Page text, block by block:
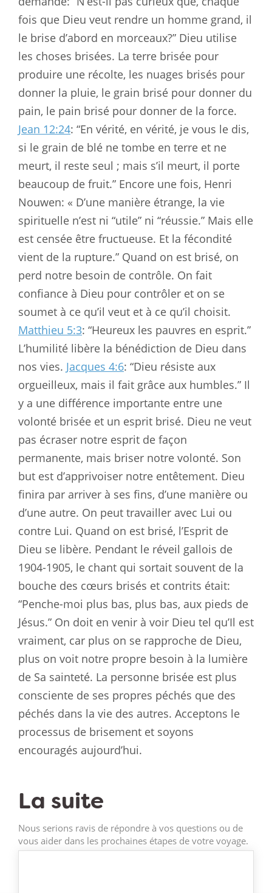
fois que Dieu veut rendre un homme grand, il
le brise d’abord en morceaux?” Dieu utilise
les choses brisées. La terre brisée pour
produire une récolte, les nuages brisés pour
donner la pluie, le grain brisé pour donner du
pain, le pain brisé pour donner de la force.
Jean 12:24: “En vérité, en vérité, je vous le dis,
si le grain de blé ne tombe en terre et ne
meurt, il reste seul ; mais s’il meurt, il porte
beaucoup de fruit.” Encore une fois, Henri
Nouwen: « D’une manière étrange, la vie
spirituelle n’est ni “utile” ni “réussie.” Mais elle
est censée être fructueuse. Et la fécondité
vient de la rupture.” Quand on est brisé, on
perd notre besoin de contrôle. On fait
confiance à Dieu pour contrôler et on se
soumet à ce qu’il veut et à ce qu’il choisit.
Matthieu 5:3: “Heureux les pauvres en esprit.”
L’humilité libère la bénédiction de Dieu dans
nos vies. Jacques 4:6: “Dieu résiste aux
orgueilleux, mais il fait grâce aux humbles.” Il
y a une différence importante entre une
volonté brisée et un esprit brisé. Dieu ne veut
pas écraser notre esprit de façon
permanente, mais briser notre volonté. Son
but est d’apprivoiser notre entêtement. Dieu
finira par arriver à ses fins, d’une manière ou
d’une autre. On peut travailler avec Lui ou
contre Lui. Quand on est brisé, l’Esprit de
Dieu se libère. Pendant le réveil gallois de
1904-1905, le chant qui sortait souvent de la
bouche des cœurs brisés et contrits était:
“Penche-moi plus bas, plus bas, aux pieds de
Jésus.” On doit en venir à voir Dieu tel qu’Il est
vraiment, car plus on se rapproche de Dieu,
plus on voit notre propre besoin à la lumière
de Sa sainteté. La personne brisée est plus
consciente de ses propres péchés que des
péchés dans la vie des autres. Acceptons le
processus de brisement et soyons
encouragés aujourd’hui.
La suite
Nous serions ravis de répondre à vos questions ou de
vous aider dans les prochaines étapes de votre voyage.